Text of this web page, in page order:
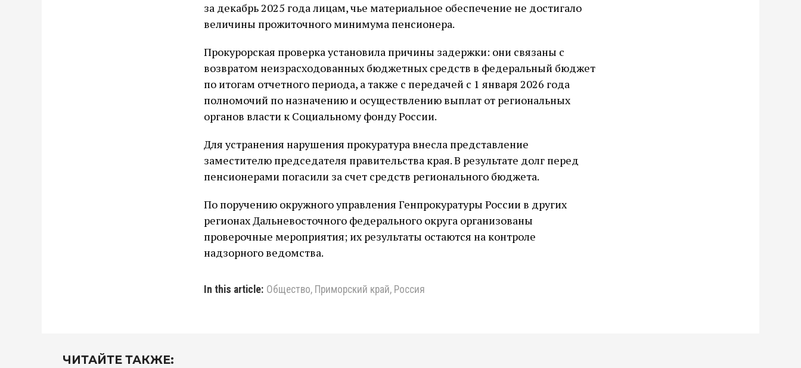
за декабрь 2025 года лицам, чье материальное обеспечение не достигало
величины прожиточного минимума пенсионера.
Прокурорская проверка установила причины задержки: они связаны с
возвратом неизрасходованных бюджетных средств в федеральный бюджет
по итогам отчетного периода, а также с передачей с 1 января 2026 года
полномочий по назначению и осуществлению выплат от региональных
органов власти к Социальному фонду России.
Для устранения нарушения прокуратура внесла представление
заместителю председателя правительства края. В результате долг перед
пенсионерами погасили за счет средств регионального бюджета.
По поручению окружного управления Генпрокуратуры России в других
регионах Дальневосточного федерального округа организованы
проверочные мероприятия; их результаты остаются на контроле
надзорного ведомства.
In this article: Общество, Приморский край, Россия
ЧИТАЙТЕ ТАКЖЕ: